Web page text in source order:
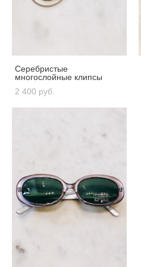
Серебристые
многослойные клипсы
2 400 pуб.